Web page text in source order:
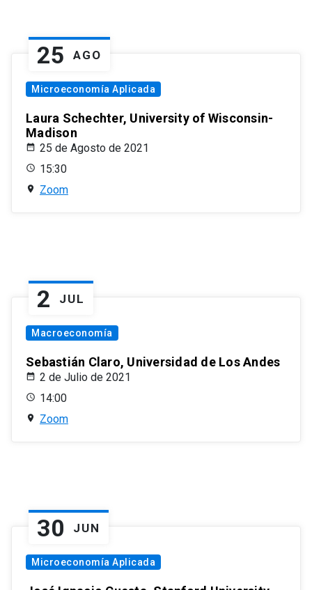
25 AGO
Microeconomía Aplicada
Laura Schechter, University of Wisconsin-
Madison
25 de Agosto de 2021
15:30
Zoom
2 JUL
Macroeconomía
Sebastián Claro, Universidad de Los Andes
2 de Julio de 2021
14:00
Zoom
30 JUN
Microeconomía Aplicada